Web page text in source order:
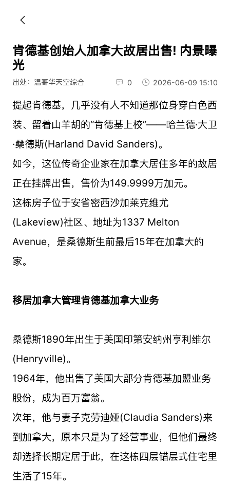
肯德基创始人加拿大故居出售! 内景曝
光
出处：温哥华天空综合 0 2026-06-09 15:10
提起肯德基，几乎没有人不知道那位身穿白色西
装、留着山羊胡的“肯德基上校”——哈兰德·大卫
·桑德斯(Harland David Sanders)。
如今，这位传奇企业家在加拿大居住多年的故居
正在挂牌出售，售价为149.9999万加元。
这栋房子位于安省密西沙加莱克维尤
(Lakeview)社区、地址为1337 Melton
Avenue，是桑德斯生前最后15年在加拿大的
家。
移居加拿大管理肯德基加拿大业务
桑德斯1890年出生于美国印第安纳州亨利维尔
(Henryville)。
1964年，他出售了美国大部分肯德基加盟业务
股份，成为百万富翁。
次年，他与妻子克劳迪娅(Claudia Sanders)来
到加拿大，原本只是为了经营事业，但他们最终
却选择长期定居于此，在这栋四层错层式住宅里
生活了15年。